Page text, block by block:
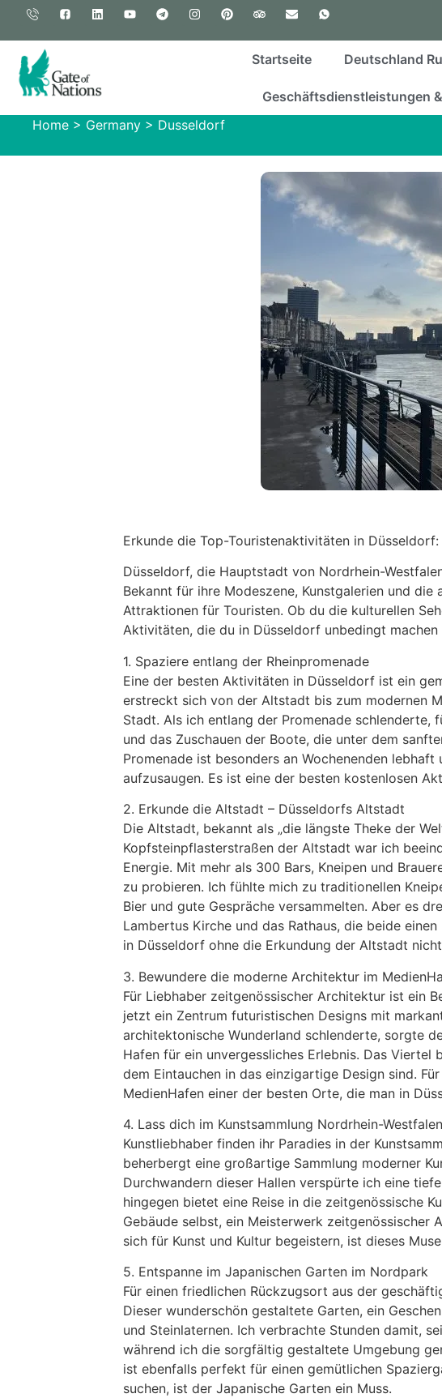
Startseite Deutschland
Geschäftsdienstleistungen
Home > Germany > Dusseldorf
Erkunde die Top-Touristenaktivitäten in
Düsseldorf, die Hauptstadt von Nordrhein-
Bekannt für ihre Modeszene, Kunstgalerien und
Attraktionen für Touristen. Ob du die kulturellen
Aktivitäten, die du in Düsseldorf unbedingt
1. Spaziere entlang der Rheinpromenade
Eine der besten Aktivitäten in Düsseldorf ist ein
erstreckt sich von der Altstadt bis zum modernen
Stadt. Als ich entlang der Promenade schlenderte,
und das Zuschauen der Boote, die unter dem
Promenade ist besonders an Wochenenden
aufzusaugen. Es ist eine der besten kostenlosen
2. Erkunde die Altstadt – Düsseldorfs Altstadt
Die Altstadt, bekannt als „die längste Theke der
Kopfsteinpflasterstraßen der Altstadt war ich
Energie. Mit mehr als 300 Bars, Kneipen und
zu probieren. Ich fühlte mich zu traditionellen
Bier und gute Gespräche versammelten. Aber es
Lambertus Kirche und das Rathaus, die beide
in Düsseldorf ohne die Erkundung der Altstadt
3. Bewundere die moderne Architektur im
Für Liebhaber zeitgenössischer Architektur ist ein
jetzt ein Zentrum futuristischen Designs mit
architektonische Wunderland schlenderte, sorgte
Hafen für ein unvergessliches Erlebnis. Das
dem Eintauchen in das einzigartige Design sind.
MedienHafen einer der besten Orte, die man in
4. Lass dich im Kunstsammlung Nordrhein-
Kunstliebhaber finden ihr Paradies in der
beherbergt eine großartige Sammlung moderner
Durchwandern dieser Hallen verspürte ich eine
hingegen bietet eine Reise in die zeitgenössische
Gebäude selbst, ein Meisterwerk zeitgenössischer
sich für Kunst und Kultur begeistern, ist dieses
5. Entspanne im Japanischen Garten im Nordpark
Für einen friedlichen Rückzugsort aus der
Dieser wunderschön gestaltete Garten, ein
und Steinlaternen. Ich verbrachte Stunden damit,
während ich die sorgfältig gestaltete Umgebung
ist ebenfalls perfekt für einen gemütlichen
suchen, ist der Japanische Garten ein Muss.